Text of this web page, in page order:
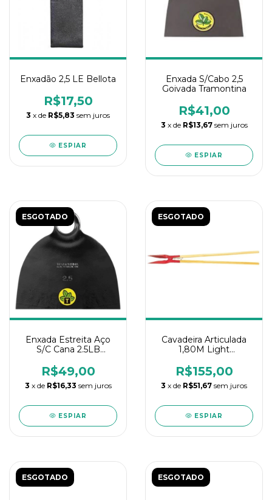
Enxadão 2,5 LE Bellota
R$17,50
3 x de R$5,83 sem juros
ESPIAR
Enxada S/Cabo 2,5
Goivada Tramontina
R$41,00
3 x de R$13,67 sem juros
ESPIAR
ESGOTADO
Enxada Estreita Aço
S/C Cana 2.5LB
R$49,00
3 x de R$16,33 sem juros
ESPIAR
ESGOTADO
Cavadeira Articulada
1,80M Light
R$155,00
3 x de R$51,67 sem juros
ESPIAR
ESGOTADO ESGOTADO